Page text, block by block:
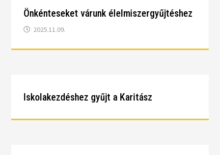
Önkénteseket várunk élelmiszergyűjtéshez
2025.11.09.
Iskolakezdéshez gyűjt a Karitász